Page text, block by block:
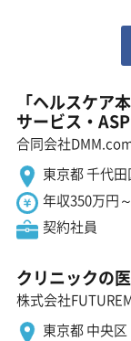
「ヘルスケア
サービス・ASP
合同会社
東京都 千代田
年収350万円
契約社員
クリニックの
株式会社
東京都 中央区